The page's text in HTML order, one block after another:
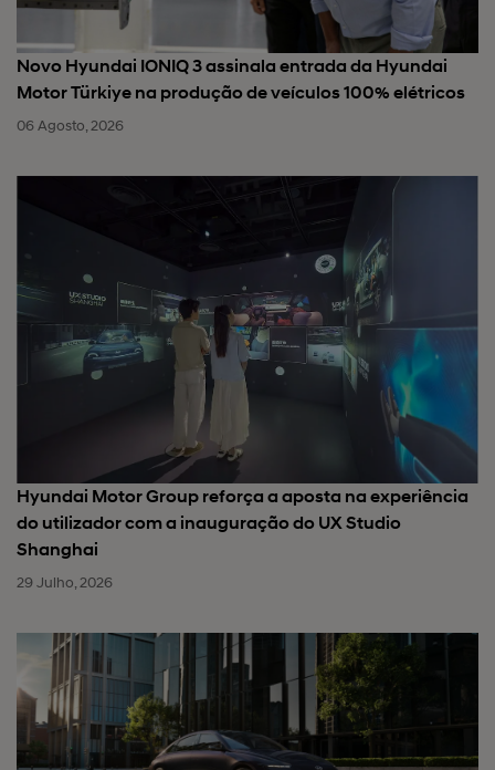
Novo Hyundai IONIQ 3 assinala entrada da Hyundai
Motor Türkiye na produção de veículos 100% elétricos
06 Agosto, 2026
Hyundai Motor Group reforça a aposta na experiência
do utilizador com a inauguração do UX Studio
Shanghai
29 Julho, 2026